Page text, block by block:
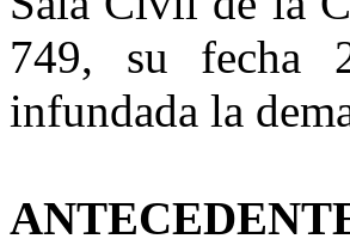
749, su fecha
infundada la